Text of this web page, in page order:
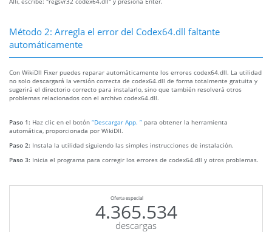
Método 2: Arregla el error del Codex64.dll faltante
automáticamente
Con WikiDll Fixer puedes reparar automáticamente los errores codex64.dll. La utilidad
no solo descargará la versión correcta de codex64.dll de forma totalmente gratuita y
sugerirá el directorio correcto para instalarlo, sino que también resolverá otros
problemas relacionados con el archivo codex64.dll.
Paso 1: Haz clic en el botón “Descargar App. ” para obtener la herramienta
automática, proporcionada por WikiDll.
Paso 2: Instala la utilidad siguiendo las simples instrucciones de instalación.
Paso 3: Inicia el programa para corregir los errores de codex64.dll y otros problemas.
Oferta especial
4.365.534
descargas